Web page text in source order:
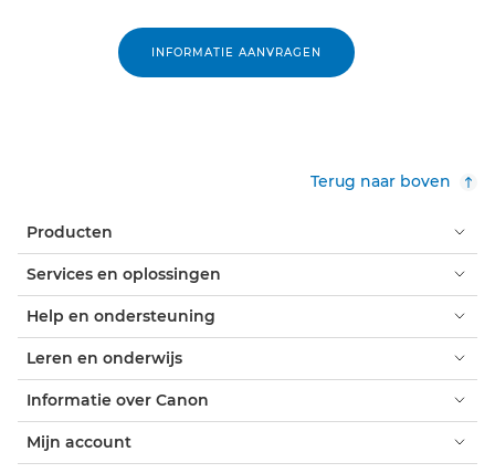
INFORMATIE AANVRAGEN
Terug naar boven
Producten
Services en oplossingen
Help en ondersteuning
Leren en onderwijs
Informatie over Canon
Mijn account